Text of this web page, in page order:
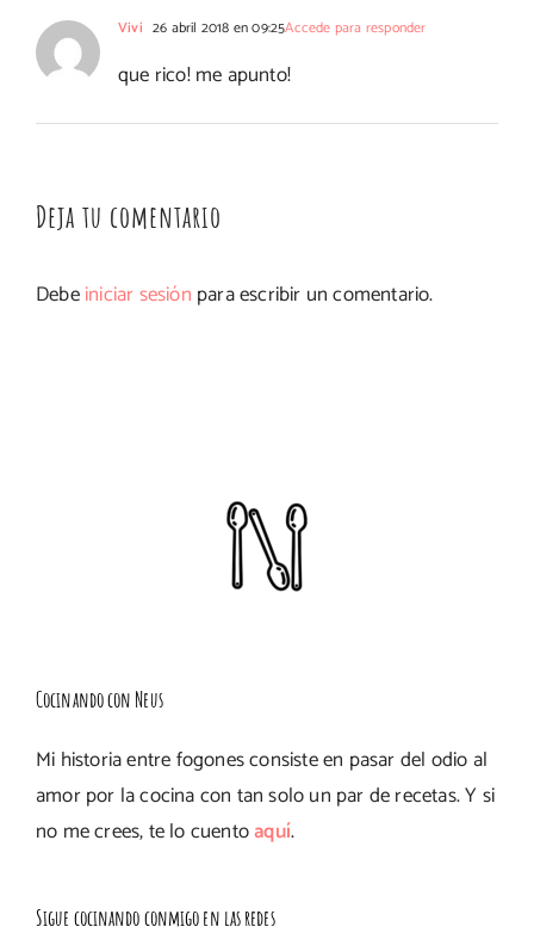
Vivi 26 abril 2018 en 09:25Accede para responder
que rico! me apunto!
Deja tu comentario
Debeiniciar sesión para escribir un comentario.
Cocinando con Neus
Mi historia entre fogones consiste en pasar del odio al
amor por la cocina con tan solo un par de recetas. Y si
no me crees, te lo cuentoaquí.
Sigue cocinando conmigo en las redes